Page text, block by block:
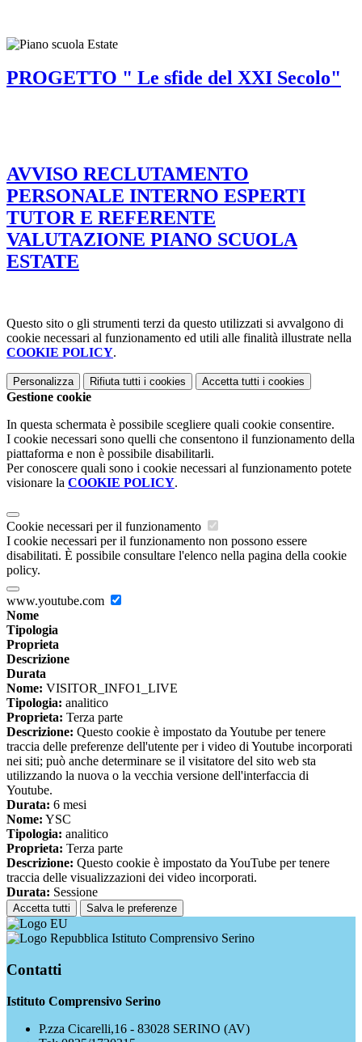
PROGETTO " Le sfide del XXI Secolo"
AVVISO RECLUTAMENTO
PERSONALE INTERNO ESPERTI
TUTOR E REFERENTE
VALUTAZIONE PIANO SCUOLA
ESTATE
Questo sito o gli strumenti terzi da questo utilizzati si avvalgono di
cookie necessari al funzionamento ed utili alle finalità illustrate nella
COOKIE POLICY.
Personalizza Rifiuta tutti i cookies Accetta tutti i cookies
Gestione cookie
In questa schermata è possibile scegliere quali cookie consentire.
I cookie necessari sono quelli che consentono il funzionamento della
piattaforma e non è possibile disabilitarli.
Per conoscere quali sono i cookie necessari al funzionamento potete
visionare la COOKIE POLICY.
Cookie necessari per il funzionamento
I cookie necessari per il funzionamento non possono essere
disabilitati. È possibile consultare l'elenco nella pagina della cookie
policy.
www.youtube.com
Nome
Tipologia
Proprieta
Descrizione
Durata
Nome: VISITOR_INFO1_LIVE
Tipologia: analitico
Proprieta: Terza parte
Descrizione: Questo cookie è impostato da Youtube per tenere
traccia delle preferenze dell'utente per i video di Youtube incorporati
nei siti; può anche determinare se il visitatore del sito web sta
utilizzando la nuova o la vecchia versione dell'interfaccia di
Youtube.
Durata: 6 mesi
Nome: YSC
Tipologia: analitico
Proprieta: Terza parte
Descrizione: Questo cookie è impostato da YouTube per tenere
traccia delle visualizzazioni dei video incorporati.
Durata: Sessione
Accetta tutti Salva le preferenze
Istituto Comprensivo Serino
Contatti
Istituto Comprensivo Serino
P.zza Cicarelli,16 - 83028 SERINO (AV)